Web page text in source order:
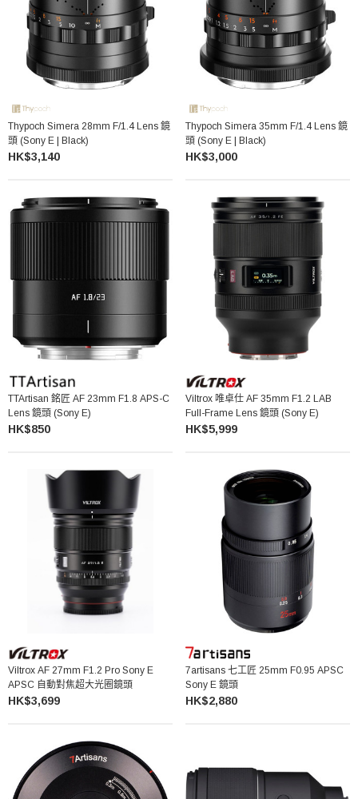
Thypoch Simera 28mm F/1.4 Lens 鏡
頭 (Sony E | Black)
HK$3,140
Thypoch Simera 35mm F/1.4 Lens 鏡
頭 (Sony E | Black)
HK$3,000
TTArtisan 銘匠 AF 23mm F1.8 APS-C
Lens 鏡頭 (Sony E)
HK$850
Viltrox 唯卓仕 AF 35mm F1.2 LAB
Full-Frame Lens 鏡頭 (Sony E)
HK$5,999
Viltrox AF 27mm F1.2 Pro Sony E
APSC 自動對焦超大光圈鏡頭
HK$3,699
7artisans 七工匠 25mm F0.95 APSC
Sony E 鏡頭
HK$2,880